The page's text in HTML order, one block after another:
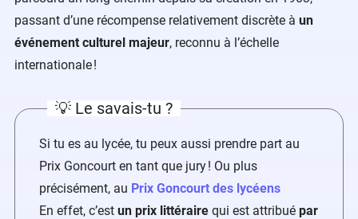
passant d’une récompense relativement discrète à un
événement culturel majeur, reconnu à l’échelle
internationale !
💡 Le savais-tu ?
Si tu es au lycée, tu peux aussi prendre part au
Prix Goncourt en tant que jury ! Ou plus
précisément, au Prix Goncourt des lycéens
En effet, c’est un prix littéraire qui est attribué par